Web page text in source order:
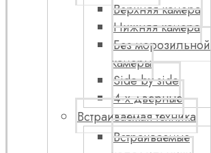
Верхняя камера
Нижняя камера
Без морозильной
камеры
Side by side
4-х дверные
Встраиваемая техника
Встраиваемые